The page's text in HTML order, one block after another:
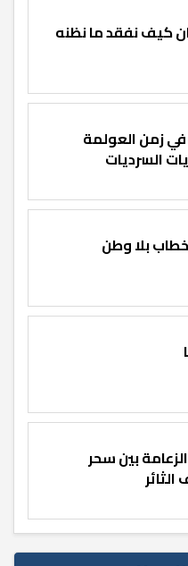
كيف نفقد ما نظنه
زمن العولمة
السرديات
بلا وطن
بين سحر